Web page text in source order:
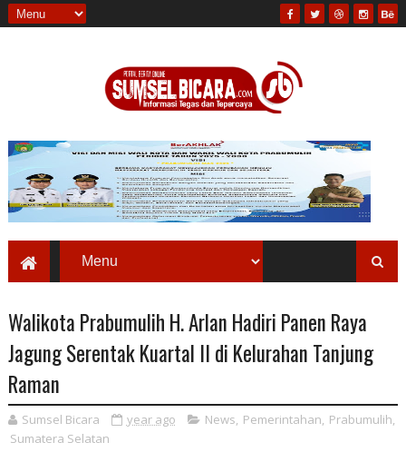
Walikota Prabumulih H. Arlan Hadiri Panen Raya
Jagung Serentak Kuartal II di Kelurahan Tanjung
Raman
Sumsel Bicara year ago News, Pemerintahan, Prabumulih,
Sumatera Selatan